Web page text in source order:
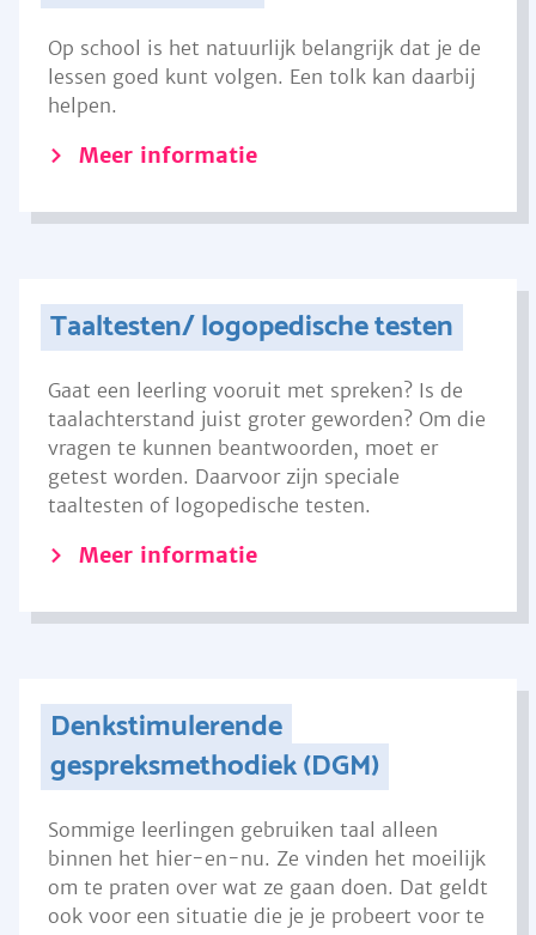
Op school is het natuurlijk belangrijk dat je de
lessen goed kunt volgen. Een tolk kan daarbij
helpen.
Meer informatie
Taaltesten/ logopedische testen
Gaat een leerling vooruit met spreken? Is de
taalachterstand juist groter geworden? Om die
vragen te kunnen beantwoorden, moet er
getest worden. Daarvoor zijn speciale
taaltesten of logopedische testen.
Meer informatie
Denkstimulerende
gespreksmethodiek (DGM)
Sommige leerlingen gebruiken taal alleen
binnen het hier-en-nu. Ze vinden het moeilijk
om te praten over wat ze gaan doen. Dat geldt
ook voor een situatie die je je probeert voor te